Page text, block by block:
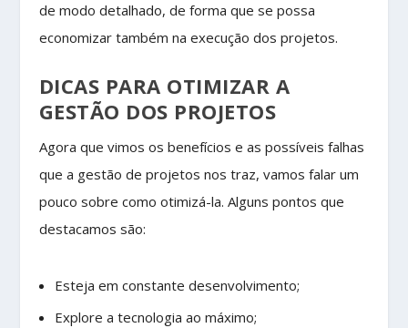
de modo detalhado, de forma que se possa
economizar também na execução dos projetos.
DICAS PARA OTIMIZAR A
GESTÃO DOS PROJETOS
Agora que vimos os benefícios e as possíveis falhas
que a gestão de projetos nos traz, vamos falar um
pouco sobre como otimizá-la. Alguns pontos que
destacamos são:
Esteja em constante desenvolvimento;
Explore a tecnologia ao máximo;